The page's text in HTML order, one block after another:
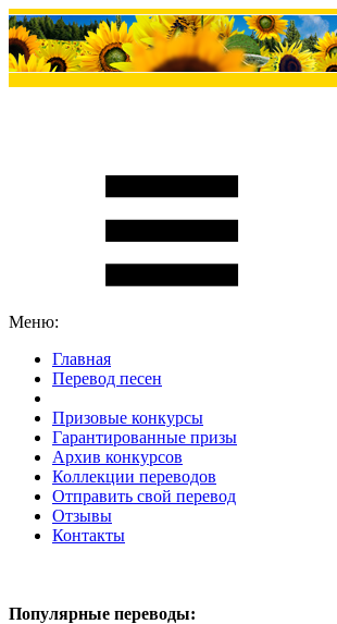
Меню:
Главная
Перевод песен
Призовые конкурсы
Гарантированные призы
Архив конкурсов
Коллекции переводов
Отправить свой перевод
Отзывы
Контакты
Популярные переводы: